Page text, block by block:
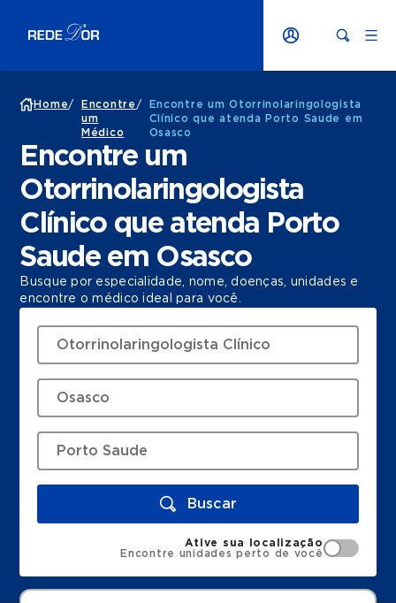
Home/
Encontre
um
Médico
/
Encontre um Otorrinolaringologista
Clínico que atenda Porto Saude em
Osasco
Encontre um
Otorrinolaringologista
Clínico que atenda Porto
Saude em Osasco
Busque por especialidade, nome, doenças, unidades e
encontre o médico ideal para você.
Buscar
Ative sua localização
Encontre unidades perto de você